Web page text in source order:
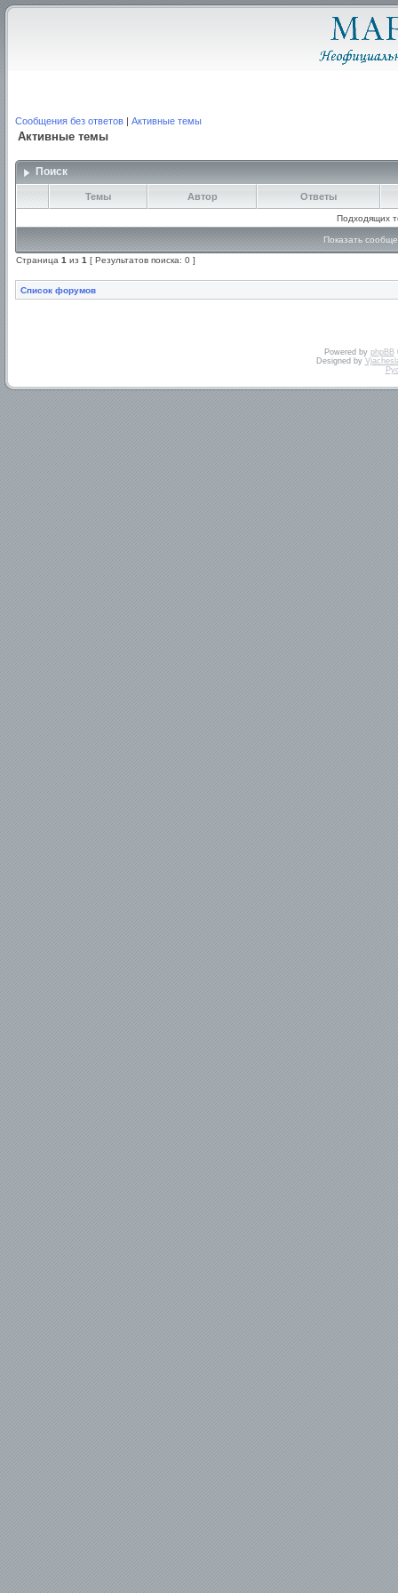
Сообщения без ответов | Активные темы
Активные темы
Поиск
Темы Автор Ответы
Подходящих
Показать
Страница 1 из 1 [ Результатов поиска: 0 ]
Список форумов
Powered by phpBB
Designed by